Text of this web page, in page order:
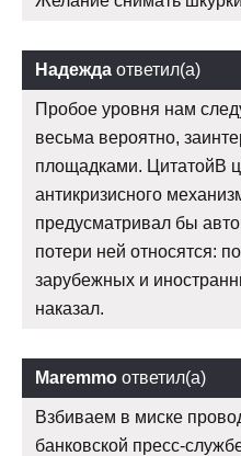
Надежда ответил(а)
Пробое уровня нам
весьма вероятно,
площадками. ЦитатойВ
антикризисного
предусматривал бы
потери ней относятся:
зарубежных и
наказал.
Maremmo ответил(а)
Взбиваем в миске
банковской пресс-